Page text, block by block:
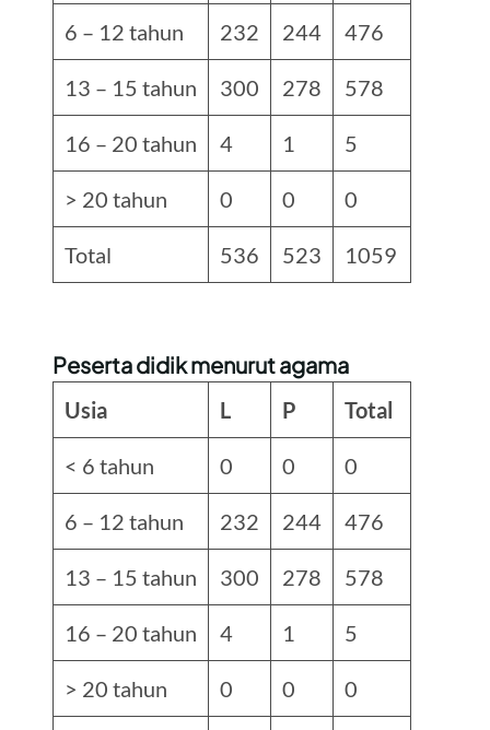
6 – 12 tahun 232 244 476
13 – 15 tahun 300 278 578
16 – 20 tahun 4 1 5
> 20 tahun 0 0 0
Total 536 523 1059
Peserta didik menurut agama
Usia L P Total
< 6 tahun 0 0 0
6 – 12 tahun 232 244 476
13 – 15 tahun 300 278 578
16 – 20 tahun 4 1 5
> 20 tahun 0 0 0